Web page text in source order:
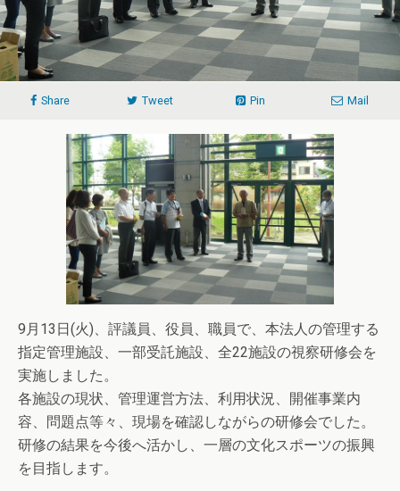
Share Tweet Pin Mail
9月13日(火)、評議員、役員、職員で、本法人の管理する
指定管理施設、一部受託施設、全22施設の視察研修会を
実施しました。
各施設の現状、管理運営方法、利用状況、開催事業内
容、問題点等々、現場を確認しながらの研修会でした。
研修の結果を今後へ活かし、一層の文化スポーツの振興
を目指します。